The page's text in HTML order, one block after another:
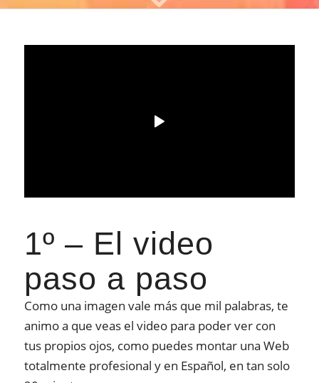
1º – El video
paso a paso
Como una imagen vale más que mil palabras, te
animo a que veas el video para poder ver con
tus propios ojos, como puedes montar una Web
totalmente profesional y en Español, en tan solo